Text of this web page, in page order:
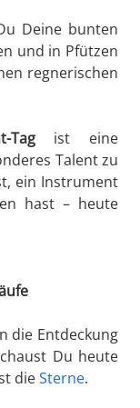
Deine bunten
und in Pfützen
regnerischen
Tagist eine
Talent zu
ein Instrument
hast – heute
die Entdeckung
Du heute
dieSterne.